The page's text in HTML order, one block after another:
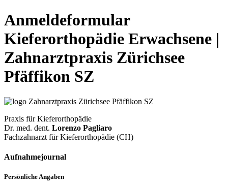
Anmeldeformular
Kieferorthopädie Erwachsene |
Zahnarztpraxis Zürichsee
Pfäffikon SZ
Praxis für Kieferorthopädie
Dr. med. dent. Lorenzo Pagliaro
Fachzahnarzt für Kieferorthopädie (CH)
Aufnahmejournal
Persönliche Angaben